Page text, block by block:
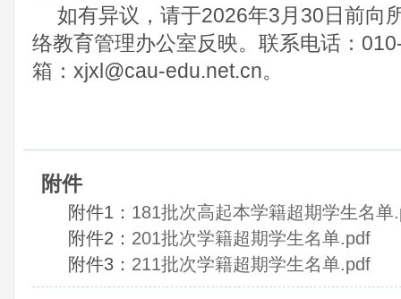
如有异议，请于2026年3月 30日前向
络教育管理办公室反映。联系电话：
箱： xjxl@cau-edu.net.cn。
附件
附件1： 181批次高起本学籍超期学生名单
附件2： 201批次学籍超期学生名单.pdf
附件3： 211批次学籍超期学生名单.pdf